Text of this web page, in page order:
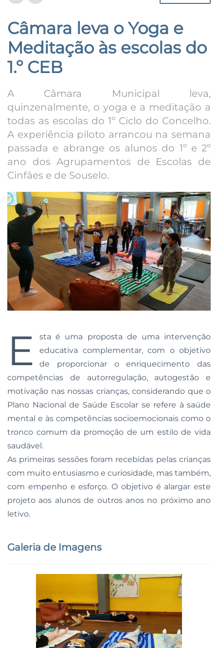
Câmara leva o Yoga e
Meditação às escolas do
1.º CEB
A Câmara Municipal leva,
quinzenalmente, o yoga e a meditação a
todas as escolas do 1º Ciclo do Concelho.
A experiência piloto arrancou na semana
passada e abrange os alunos do 1º e 2º
ano dos Agrupamentos de Escolas de
Cinfães e de Souselo.
E
sta é uma proposta de uma intervenção
educativa complementar, com o objetivo
de proporcionar o enriquecimento das
competências de autorregulação, autogestão e
motivação nas nossas crianças, considerando que o
Plano Nacional de Saúde Escolar se refere à saúde
mental e às competências socioemocionais como o
tronco comum da promoção de um estilo de vida
saudável.
As primeiras sessões foram recebidas pelas crianças
com muito entusiasmo e curiosidade, mas também,
com empenho e esforço. O objetivo é alargar este
projeto aos alunos de outros anos no próximo ano
letivo.
Galeria de Imagens